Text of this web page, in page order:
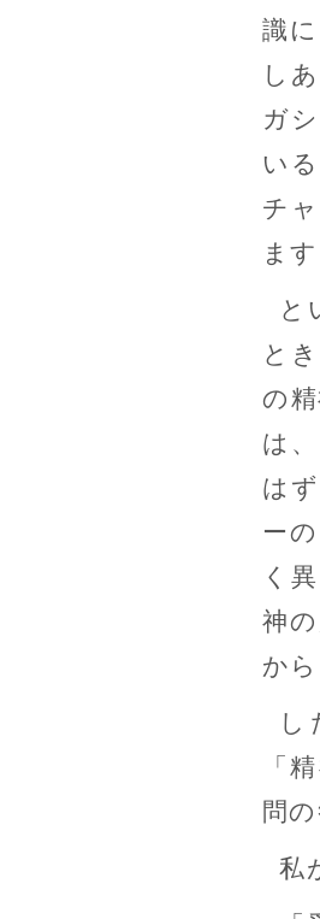
識
し
ガ
い
チ
ま
と
と
の
は
は
ー
く
神
か
し
「
問
私